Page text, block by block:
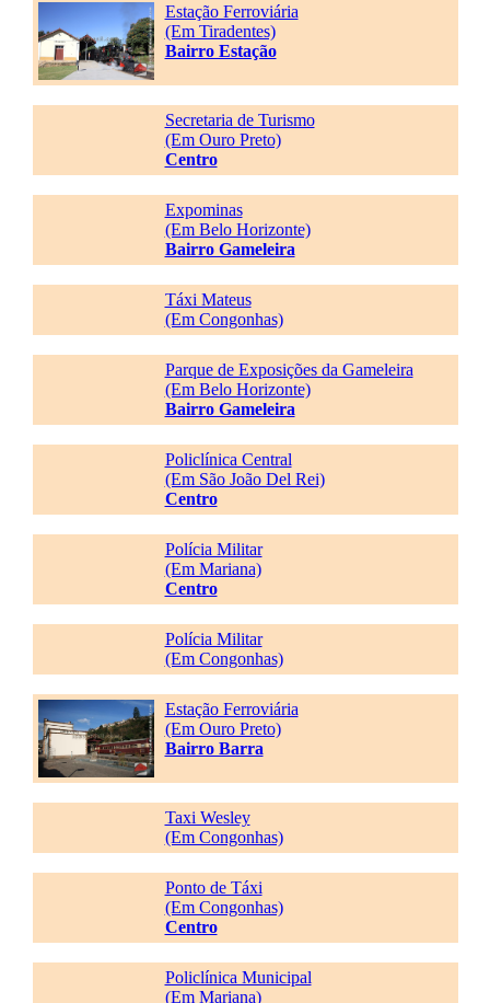
Estação Ferroviária
(Em Tiradentes)
Bairro Estação
Secretaria de Turismo
(Em Ouro Preto)
Centro
Expominas
(Em Belo Horizonte)
Bairro Gameleira
Táxi Mateus
(Em Congonhas)
Parque de Exposições da Gameleira
(Em Belo Horizonte)
Bairro Gameleira
Policlínica Central
(Em São João Del Rei)
Centro
Polícia Militar
(Em Mariana)
Centro
Polícia Militar
(Em Congonhas)
Estação Ferroviária
(Em Ouro Preto)
Bairro Barra
Taxi Wesley
(Em Congonhas)
Ponto de Táxi
(Em Congonhas)
Centro
Policlínica Municipal
(Em Mariana)